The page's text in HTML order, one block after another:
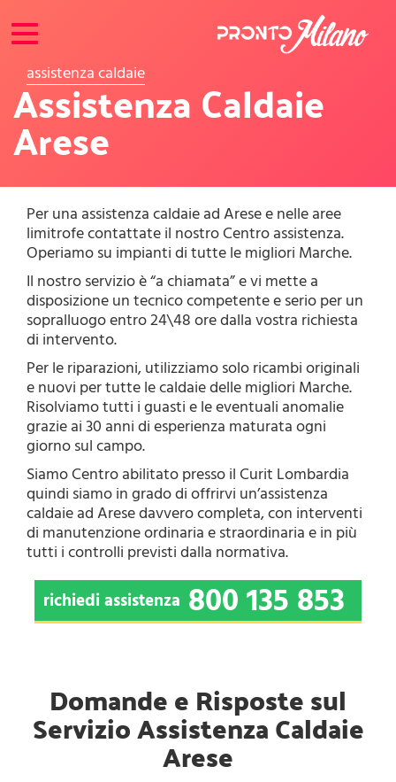
Toggle
navigation
Assistenza Caldaie
Arese
assistenza caldaie
Per una assistenza caldaie ad Arese e nelle aree
limitrofe contattate il nostro Centro assistenza.
Operiamo su impianti di tutte le migliori Marche.
Il nostro servizio è “a chiamata” e vi mette a
disposizione un tecnico competente e serio per un
sopralluogo entro 24\48 ore dalla vostra richiesta
di intervento.
Per le riparazioni, utilizziamo solo ricambi originali
e nuovi per tutte le caldaie delle migliori Marche.
Risolviamo tutti i guasti e le eventuali anomalie
grazie ai 30 anni di esperienza maturata ogni
giorno sul campo.
Siamo Centro abilitato presso il Curit Lombardia
quindi siamo in grado di offrirvi un’assistenza
caldaie ad Arese davvero completa, con interventi
di manutenzione ordinaria e straordinaria e in più
tutti i controlli previsti dalla normativa.
richiedi assistenza 800 135 853
Domande e Risposte sul
Servizio Assistenza Caldaie
Arese